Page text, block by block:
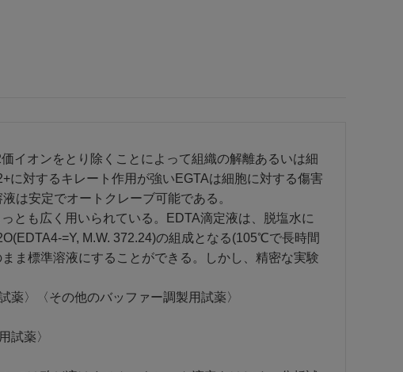
イオンをとり除くことによって組織の解離あるいは細
に対するキレート作用が強いEGTAは細胞に対する傷害
は安定でオートクレーブ可能である。
とも広く用いられている。EDTA滴定液は、脱塩水に
=Y, M.W. 372.24)の組成となる(105℃で長時間
ま標準溶液にすることができる。しかし、精密な実験
薬〉〈その他のバッファー調製用試薬〉
試薬〉